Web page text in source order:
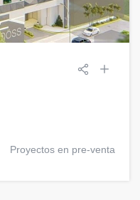
Proyectos en pre-venta